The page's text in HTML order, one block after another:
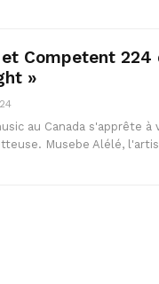
et Competent
»
au Canada s'apprête
Musebe Alélé,